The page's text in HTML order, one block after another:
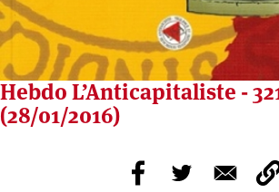
Hebdo L’Anticapitaliste -
(28/01/2016)